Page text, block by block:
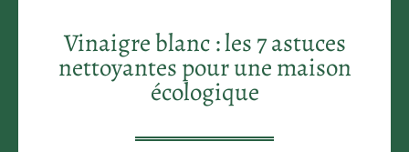
Vinaigre blanc : les 7 astuces
nettoyantes pour une maison
écologique